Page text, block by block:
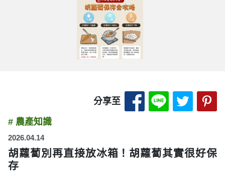
分享至 分享至 Facebook-
分享至分享
# 農產知識
2026.04.14
胡蘿蔔別再直接放冰箱！胡蘿蔔其實很好保
存